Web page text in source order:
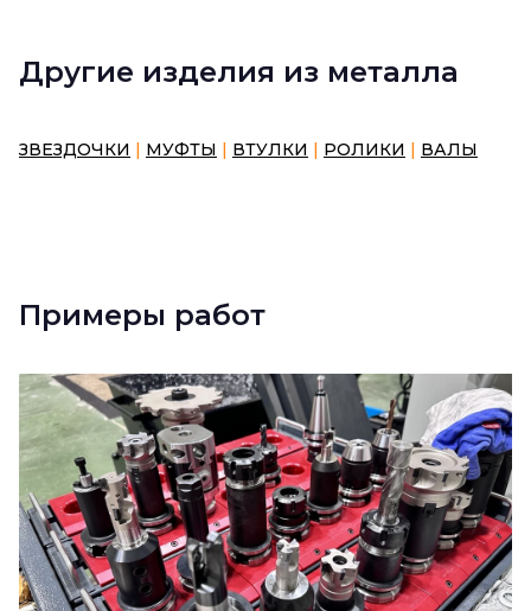
Другие изделия из металла
ЗВЕЗДОЧКИ | МУФТЫ | ВТУЛКИ | РОЛИКИ | ВАЛЫ
Примеры работ